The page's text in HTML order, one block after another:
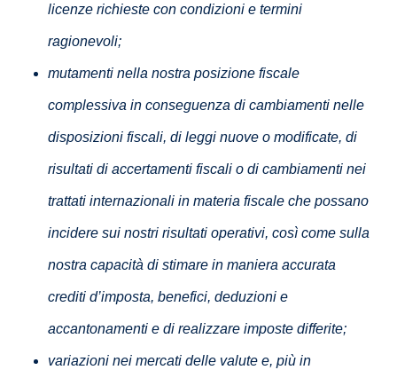
licenze richieste con condizioni e termini
ragionevoli;
mutamenti nella nostra posizione fiscale
complessiva in conseguenza di cambiamenti nelle
disposizioni fiscali, di leggi nuove o modificate, di
risultati di accertamenti fiscali o di cambiamenti nei
trattati internazionali in materia fiscale che possano
incidere sui nostri risultati operativi, così come sulla
nostra capacità di stimare in maniera accurata
crediti d’imposta, benefici, deduzioni e
accantonamenti e di realizzare imposte differite;
variazioni nei mercati delle valute e, più in